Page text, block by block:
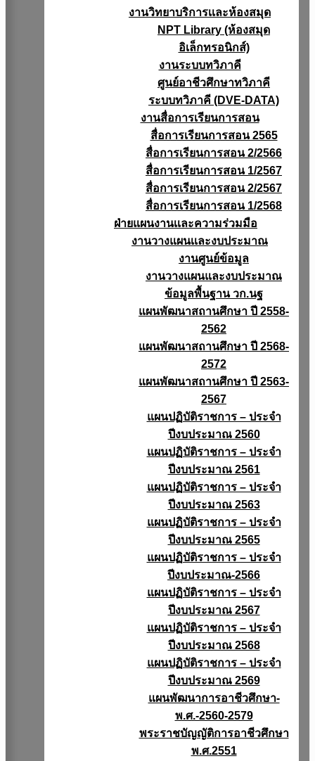
งานวิทยาบริการเเละห้องสมุด
NPT Library (ห้องสมุด
อิเล็กทรอนิกส์)
งานระบบทวิภาคี
ศูนย์อาชีวศึกษาทวิภาคี
ระบบทวิภาคี (DVE-DATA)
งานสื่อการเรียนการสอน
สื่อการเรียนการสอน 2565
สื่อการเรียนการสอน 2/2566
สื่อการเรียนการสอน 1/2567
สื่อการเรียนการสอน 2/2567
สื่อการเรียนการสอน 1/2568
ฝ่ายแผนงานเเละความร่วมมือ
งานวางแผนเเละงบประมาณ
งานศูนย์ข้อมูล
งานวางแผนและงบประมาณ
ข้อมูลพื้นฐาน วก.นฐ
แผนพัฒนาสถานศึกษา ปี 2558-
2562
แผนพัฒนาสถานศึกษา ปี 2568-
2572
แผนพัฒนาสถานศึกษา ปี 2563-
2567
แผนปฏิบัติราชการ – ประจำ
ปีงบประมาณ 2560
แผนปฏิบัติราชการ – ประจำ
ปีงบประมาณ 2561
แผนปฏิบัติราชการ – ประจำ
ปีงบประมาณ 2563
แผนปฏิบัติราชการ – ประจำ
ปีงบประมาณ 2565
แผนปฏิบัติราชการ – ประจำ
ปีงบประมาณ-2566
แผนปฏิบัติราชการ – ประจำ
ปีงบประมาณ 2567
แผนปฏิบัติราชการ – ประจำ
ปีงบประมาณ 2568
แผนปฏิบัติราชการ – ประจำ
ปีงบประมาณ 2569
แผนพัฒนาการอาชีวศึกษา-
พ.ศ.-2560-2579
พระราชบัญญัติการอาชีวศึกษา
พ.ศ.2551